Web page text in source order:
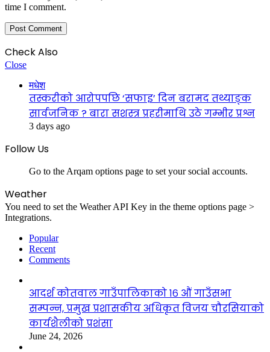
time I comment.
Check Also
Close
मधेश
तस्करीको आरोपपछि ‘सफाइ’ दिन बरामद तथ्याङ्क
सार्वजनिक ? बारा सशस्त्र प्रहरीमाथि उठे गम्भीर प्रश्न
3 days ago
Follow Us
Go to the Arqam options page to set your social accounts.
Weather
You need to set the Weather API Key in the theme options page >
Integrations.
Popular
Recent
Comments
आदर्श कोतवाल गाउँपालिकाको १६ औं गाउँसभा
सम्पन्न, प्रमुख प्रशासकीय अधिकृत विजय चौरसियाको
कार्यशैलीको प्रशंसा
June 24, 2026